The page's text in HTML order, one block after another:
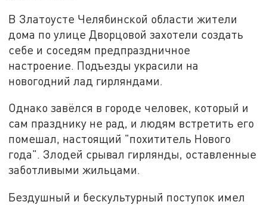
В Златоусте Челябинской области жители
дома по улице Дворцовой захотели создать
себе и соседям предпраздничное
настроение. Подъезды украсили на
новогодний лад гирляндами.
Однако завёлся в городе человек, который и
сам празднику не рад, и людям встретить его
помешал, настоящий "похититель Нового
года". Злодей срывал гирлянды, оставленные
заботливыми жильцами.
Бездушный и бескультурный поступок имел